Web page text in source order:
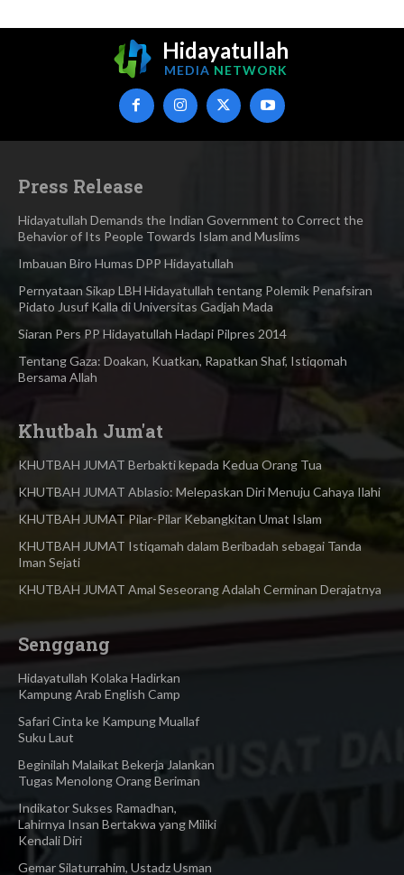
Hidayatullah
MEDIA NETWORK
Press Release
Hidayatullah Demands the Indian Government to Correct the
Behavior of Its People Towards Islam and Muslims
Imbauan Biro Humas DPP Hidayatullah
Pernyataan Sikap LBH Hidayatullah tentang Polemik Penafsiran
Pidato Jusuf Kalla di Universitas Gadjah Mada
Siaran Pers PP Hidayatullah Hadapi Pilpres 2014
Tentang Gaza: Doakan, Kuatkan, Rapatkan Shaf, Istiqomah
Bersama Allah
Khutbah Jum'at
KHUTBAH JUMAT Berbakti kepada Kedua Orang Tua
KHUTBAH JUMAT Ablasio: Melepaskan Diri Menuju Cahaya Ilahi
KHUTBAH JUMAT Pilar-Pilar Kebangkitan Umat Islam
KHUTBAH JUMAT Istiqamah dalam Beribadah sebagai Tanda
Iman Sejati
KHUTBAH JUMAT Amal Seseorang Adalah Cerminan Derajatnya
Senggang
Hidayatullah Kolaka Hadirkan
Kampung Arab English Camp
Safari Cinta ke Kampung Muallaf
Suku Laut
Beginilah Malaikat Bekerja Jalankan
Tugas Menolong Orang Beriman
Indikator Sukses Ramadhan,
Lahirnya Insan Bertakwa yang Miliki
Kendali Diri
Gemar Silaturrahim, Ustadz Usman